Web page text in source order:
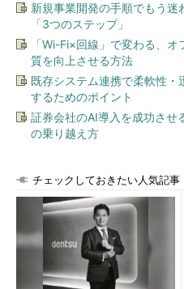
新規事業開発の手順でもう
「3つのステップ」
「Wi-Fi×回線」で変わる、
質を向上させる方法
既存システム連携で柔軟性
するためのポイント
証券会社のAI導入を成功させ
の乗り越え方
チェックしておきたい人気記事